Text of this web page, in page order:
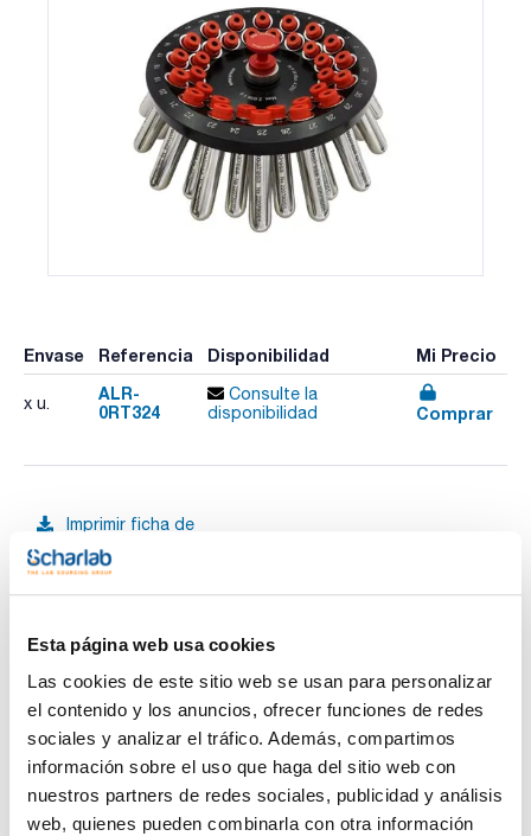
Esta página web usa cookies
Las cookies de este sitio web se usan para personalizar
el contenido y los anuncios, ofrecer funciones de redes
sociales y analizar el tráfico. Además, compartimos
información sobre el uso que haga del sitio web con
nuestros partners de redes sociales, publicidad y análisis
web, quienes pueden combinarla con otra información
Envase Referencia Disponibilidad Mi Precio
x u.
ALR-
0RT324
Consulte la
disponibilidad
Comprar
Imprimir ficha de
Características
Modelo : Angular 35º
Capacidad : 32 x 15 mL
Radio (mm) : 149
Factor xg : 2938
Temperatura mínima a velocidad máxima (ºC) : -5
Las centrifugas Digicen 22 destacan por su versatilidad
dentro de las centrífugas universales.
Todos sus rotores están provistos con el sistema REI (Rotor
Easy to Install), que permite instalarlos en el rotor de forma
segura sin necesidad de herramientas, y desbloqueralos con
solo retirarlos de su posición. Las centrifugas están
Ver más
Documentación técnica
TDS / Ficha técnica
COA